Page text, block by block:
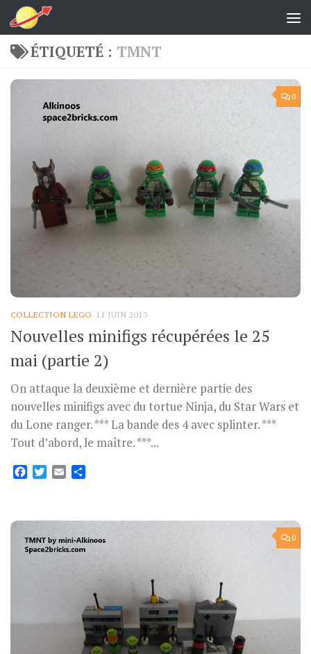
Skip to content
ÉTIQUETÉ : TMNT
0
COLLECTION LEGO 11 JUIN 2013
Nouvelles minifigs récupérées le 25
mai (partie 2)
On attaque la deuxième et dernière partie des
nouvelles minifigs avec du tortue Ninja, du Star Wars et
du Lone ranger. *** La bande des 4 avec splinter. ***
Tout d’abord, le maître. ***...
Facebook
Twitter
Email
0